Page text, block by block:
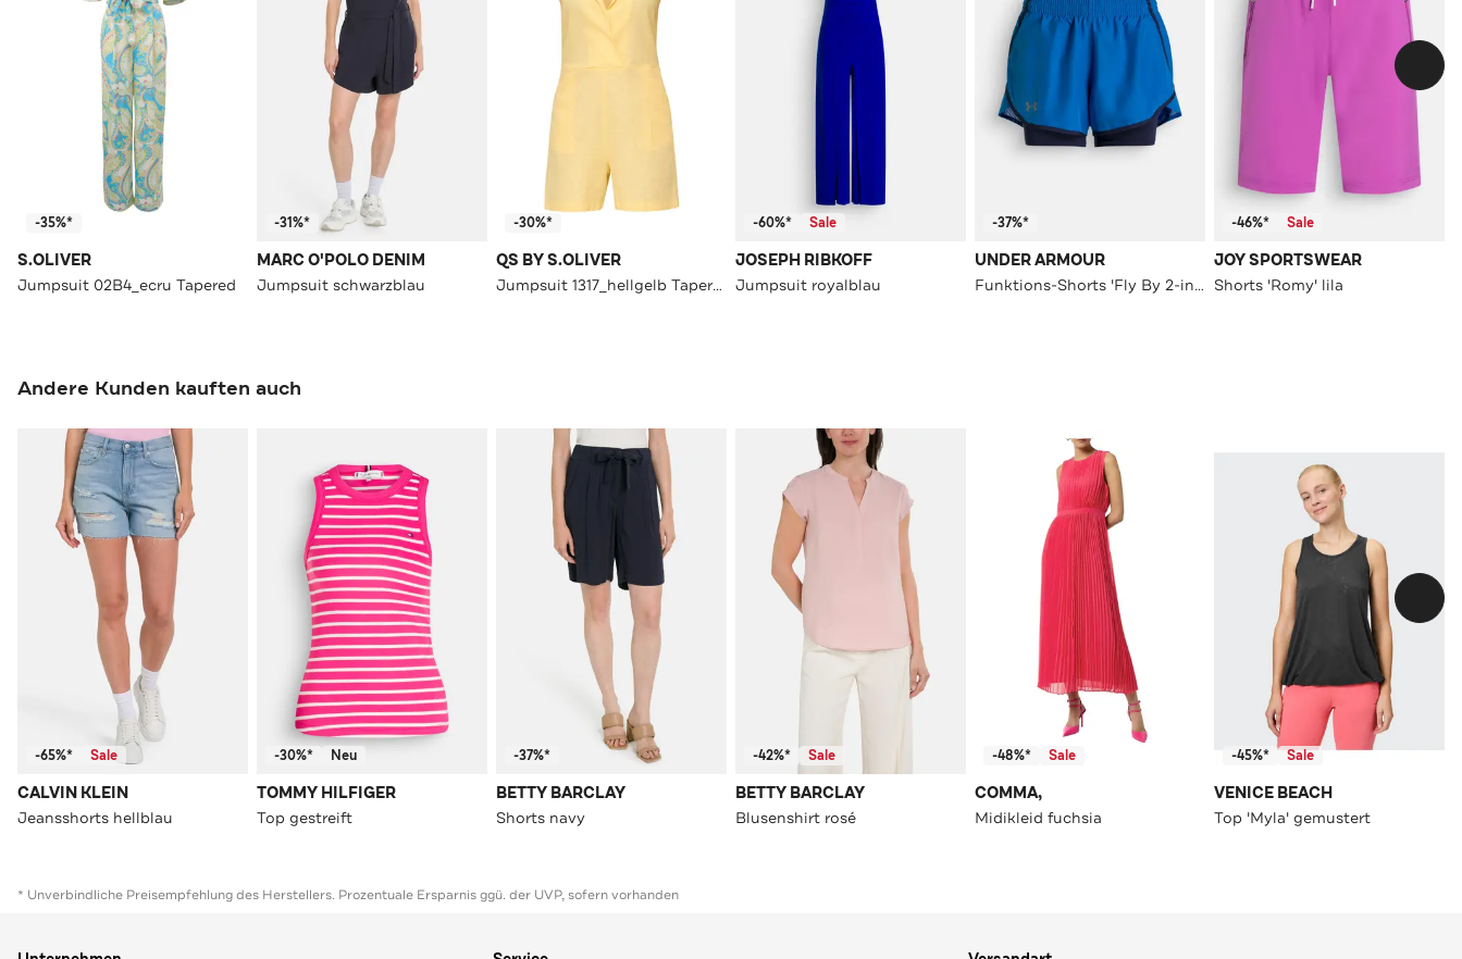
-35%*
S.OLIVER
Jumpsuit 02B4_ecru Tapered
-31%*
MARC O'POLO DENIM
Jumpsuit schwarzblau
-30%*
QS BY S.OLIVER
Jumpsuit 1317_hellgelb Tapered
-60%* Sale
JOSEPH RIBKOFF
Jumpsuit royalblau
-37%*
UNDER ARMOUR
Funktions-Shorts 'Fly By 2-in-1' blau
-46%* Sale
JOY SPORTSWEAR
Shorts 'Romy' lila
Andere Kunden kauften auch
-65%* Sale
CALVIN KLEIN
Jeansshorts hellblau
-30%* Neu
TOMMY HILFIGER
Top gestreift
-37%*
BETTY BARCLAY
Shorts navy
-42%* Sale
BETTY BARCLAY
Blusenshirt rosé
-48%* Sale
COMMA,
Midikleid fuchsia
-45%* Sale
VENICE BEACH
Top 'Myla' gemustert
* Unverbindliche Preisempfehlung des Herstellers. Prozentuale Ersparnis ggü. der UVP, sofern vorhanden